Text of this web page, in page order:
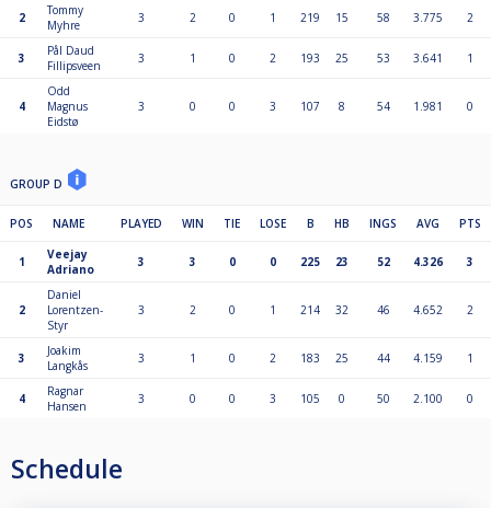
2
Tommy
Myhre
3 2 0 1 219 15 58 3.775 2
3
Pål Daud
Fillipsveen
3 1 0 2 193 25 53 3.641 1
4
Odd
Magnus
Eidstø
3 0 0 3 107 8 54 1.981 0
GROUP D
POS NAME PLAYED WIN TIE LOSE B HB INGS AVG PTS
1
Veejay
Adriano
3 3 0 0 225 23 52 4.326 3
2
Daniel
Lorentzen-
Styr
3 2 0 1 214 32 46 4.652 2
3
Joakim
Langkås
3 1 0 2 183 25 44 4.159 1
4
Ragnar
Hansen
3 0 0 3 105 0 50 2.100 0
Schedule